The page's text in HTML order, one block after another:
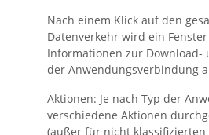
Nach einem Klick auf den
Datenverkehr wird ein
Informationen zur Download-
der Anwendungsverbindung
Aktionen: Je nach Typ der
verschiedene Aktionen
(außer für nicht klassifizierten